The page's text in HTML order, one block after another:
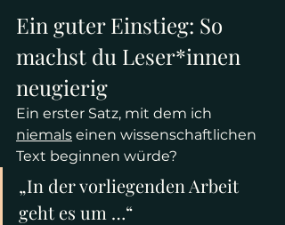
Ein guter Einstieg: So
machst du Leser*innen
neugierig
Ein erster Satz, mit dem ich
niemals einen wissenschaftlichen
Text beginnen würde?
„In der vorliegenden Arbeit
geht es um …“